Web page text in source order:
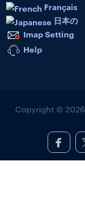
Français
日本の
Imap Setting
Help
Copyright © 2026